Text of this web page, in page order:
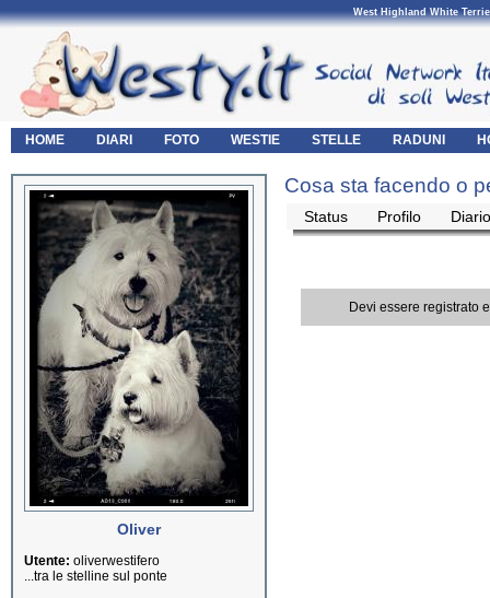
West Highland White
HOME DIARI FOTO WESTIE STELLE RADUNI
Oliver
Utente: oliverwestifero
...tra le stelline sul ponte
Cosa sta facendo o
Status Profilo Diario
Devi essere registrato